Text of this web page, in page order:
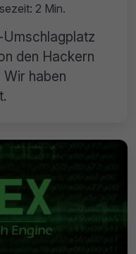
2 Min.
den Hackern
haben